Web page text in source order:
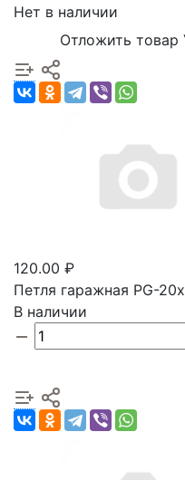
Нет в наличии
Отложить товар
120.00 ₽
Петля гаражная PG-
В наличии